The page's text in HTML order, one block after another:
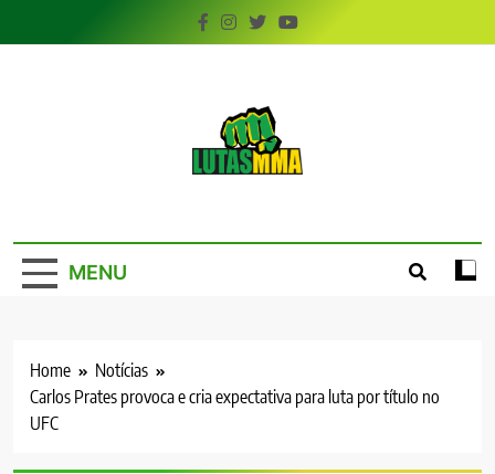
to
MENU
Home
Notícias
Carlos Prates provoca e cria expectativa para luta por título no
UFC